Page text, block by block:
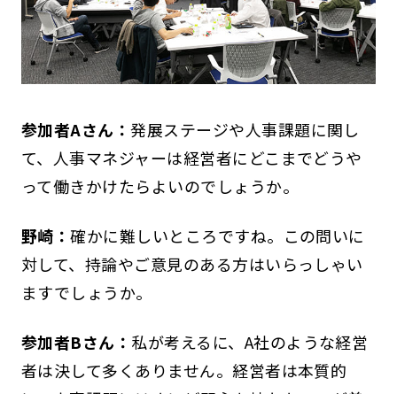
参加者Aさん：発展ステージや人事課題に関し
て、人事マネジャーは経営者にどこまでどうや
って働きかけたらよいのでしょうか。
野崎：確かに難しいところですね。この問いに
対して、持論やご意見のある方はいらっしゃい
ますでしょうか。
参加者Bさん： 私が考えるに、A社のような経営
者は決して多くありません。経営者は本質的